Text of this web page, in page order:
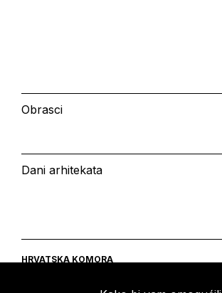
Obrasci
Dani arhitekata
HRVATSKA KOMORA